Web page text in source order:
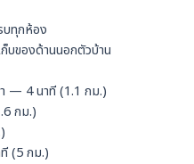
บทุกห้อง
บของด้านนอกตัวบ้าน
า — 4 นาที (1.1 กม.)
กม.)
(5 กม.)